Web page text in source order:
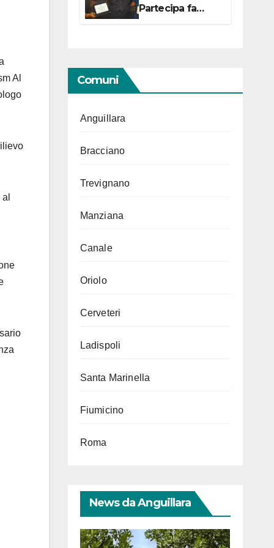
Al
Partecipa fa
centro con due
Comuni
Anguillara
Bracciano
Trevignano
Manziana
Canale
Oriolo
Cerveteri
Ladispoli
Santa Marinella
Fiumicino
Roma
News da Anguillara